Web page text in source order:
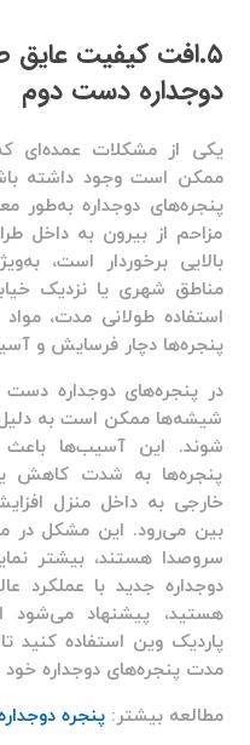
۵.افت کیفیت
دوجداره دست دوم
یکی از مشکلات عمده‌ای
ممکن است وجود داشته
پنجره‌های دوجدارهبه‌طور
مزاحم از بیرون به داخل
بالایی برخوردار است،
مناطق شهری یا نزدیک
استفاده طولانی مدت،
پنجره‌ها دچار فرسایش و
در پنجره‌های دوجداره دست
شیشه‌ها ممکن است به دلیل
شوند. این آسیب‌ها
پنجره‌ها به شدت کاهش
خارجی به داخل منزل
بین می‌رود. این مشکل در
سروصدا هستند، بیشتر
دوجداره جدید با عملکرد
هستید، پیشنهاد می‌شود
پاردیک وین استفاده کنید
مدتپنجره‌های دوجداره خود
مطالعه بیشتر:پنجره